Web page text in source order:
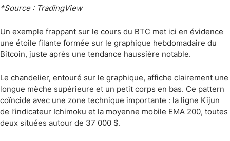
*Source : TradingView
Un exemple frappant sur le cours du BTC met ici en évidence
une étoile filante formée sur le graphique hebdomadaire du
Bitcoin, juste après une tendance haussière notable.
Le chandelier, entouré sur le graphique, affiche clairement une
longue mèche supérieure et un petit corps en bas. Ce pattern
coïncide avec une zone technique importante : la ligne Kijun
de l’indicateur Ichimoku et la moyenne mobile EMA 200, toutes
deux situées autour de 37 000 $.